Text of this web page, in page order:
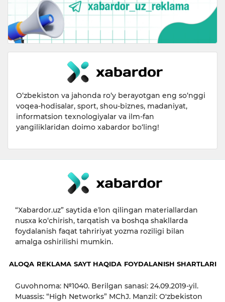
O‘zbekiston va jahonda ro‘y berayotgan eng so‘nggi
voqea-hodisalar, sport, shou-biznes, madaniyat,
informatsion texnologiyalar va ilm-fan
yangiliklaridan doimo xabardor bo‘ling!
“Xabardor.uz” saytida eʼlon qilingan materiallardan
nusxa ko‘chirish, tarqatish va boshqa shakllarda
foydalanish faqat tahririyat yozma roziligi bilan
amalga oshirilishi mumkin.
ALOQA REKLAMA SAYT HAQIDA FOYDALANISH SHARTLARI
Guvohnoma: №1040. Berilgan sanasi: 24.09.2019-yil.
Muassis: “High Networks” MChJ. Manzil: O'zbekiston